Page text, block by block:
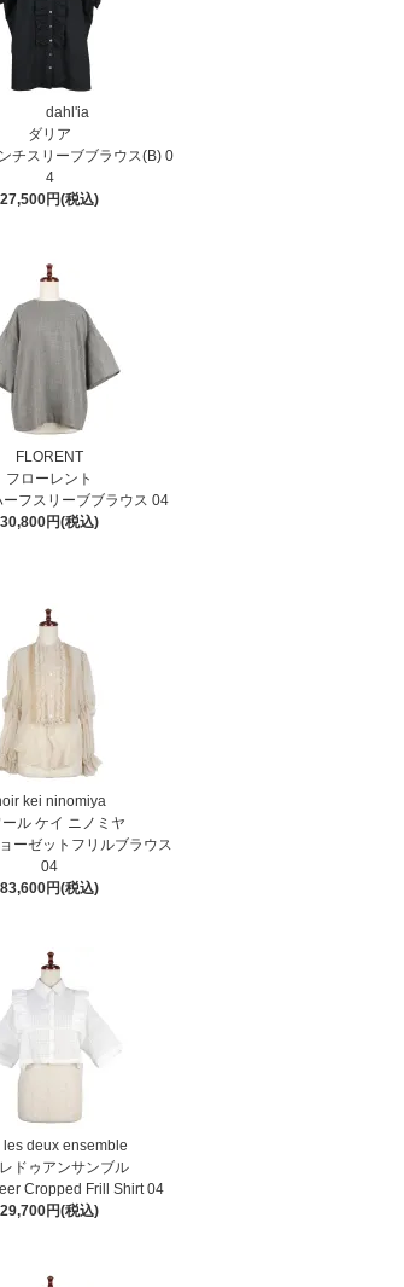
dahl'ia
ダリア
チスリーブブラウス(B) 0
4
27,500円(税込)
FLORENT
フローレント
ーフスリーブブラウス 04
30,800円(税込)
kei ninomiya
ール ケイ ニノミヤ
ーゼットフリルブラウス
04
83,600円(税込)
les deux ensemble
ドゥアンサンブル
Cropped Frill Shirt 04
29,700円(税込)